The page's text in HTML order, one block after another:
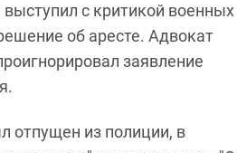
выступил с критикой военных
об аресте. Адвокат
заявление
отпущен из полиции, в